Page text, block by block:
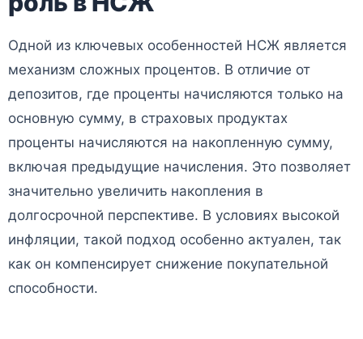
Одной из ключевых особенностей НСЖ является
механизм сложных процентов. В отличие от
депозитов, где проценты начисляются только на
основную сумму, в страховых продуктах
проценты начисляются на накопленную сумму,
включая предыдущие начисления. Это позволяет
значительно увеличить накопления в
долгосрочной перспективе. В условиях высокой
инфляции, такой подход особенно актуален, так
как он компенсирует снижение покупательной
способности.